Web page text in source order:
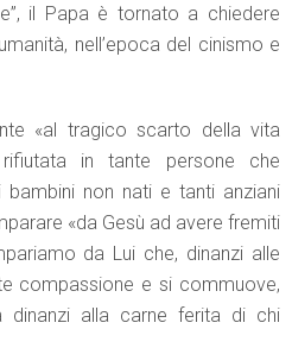
il Papa è tornato a chiedere
nell’epoca del cinismo e
«al tragico scarto della vita
in tante persone che
non nati e tanti anziani
«da Gesù ad avere fremiti
da Lui che, dinanzi alle
compassione e si commuove,
dinanzi alla carne ferita di chi